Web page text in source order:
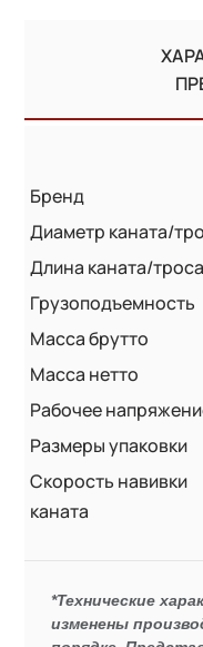
Бренд
Диаметр каната/
Длина каната/троса
Грузоподъемность
Масса брутто
Масса нетто
Рабочее
Размеры упаковки
Скорость навивки
каната
*Технические
изменены